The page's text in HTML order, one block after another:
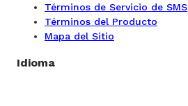
Términos de Servicio de SMS
Términos del Producto
Mapa del Sitio
Idioma